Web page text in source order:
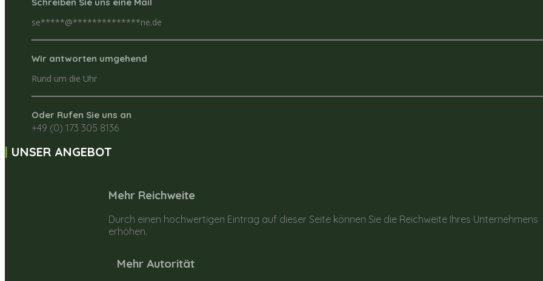
se*****@**************ne.de
Wir antworten umgehend
Rund um die Uhr
Oder Rufen Sie uns an
+49 (0) 173 305 8136
UNSER ANGEBOT
Mehr Reichweite
Durch einen hochwertigen Eintrag auf dieser Seite können Sie die Reichweite Ihres Unternehmens
erhöhen.
Mehr Autorität